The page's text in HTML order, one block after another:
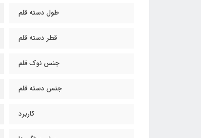
طول دسته قلم
قطر دسته قلم
جنس نوک قلم
جنس دسته قلم
کاربرد